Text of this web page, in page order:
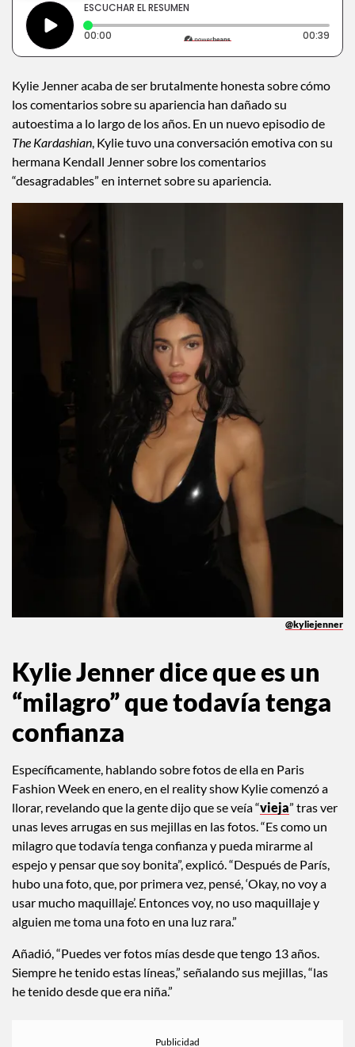
ESCUCHAR EL RESUMEN
00:00 Tiempo transcurrido: 0 segundos 00:39
Kylie Jenner acaba de ser brutalmente honesta sobre cómo
los comentarios sobre su apariencia han dañado su
autoestima a lo largo de los años. En un nuevo episodio de
The Kardashian, Kylie tuvo una conversación emotiva con su
hermana Kendall Jenner sobre los comentarios
“desagradables” en internet sobre su apariencia.
@kyliejenner
Kylie Jenner dice que es un
“milagro” que todavía tenga
confianza
Específicamente, hablando sobre fotos de ella en Paris
Fashion Week en enero, en el reality show Kylie comenzó a
llorar, revelando que la gente dijo que se veía “vieja” tras ver
unas leves arrugas en sus mejillas en las fotos. “Es como un
milagro que todavía tenga confianza y pueda mirarme al
espejo y pensar que soy bonita”, explicó. “Después de París,
hubo una foto, que, por primera vez, pensé, ‘Okay, no voy a
usar mucho maquillaje’. Entonces voy, no uso maquillaje y
alguien me toma una foto en una luz rara.”
Añadió, “Puedes ver fotos mías desde que tengo 13 años.
Siempre he tenido estas líneas,” señalando sus mejillas, “las
he tenido desde que era niña.”